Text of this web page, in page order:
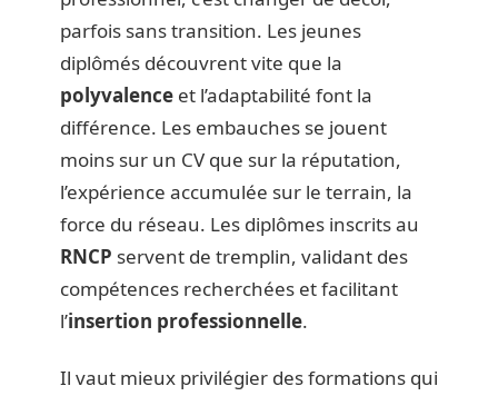
parfois sans transition. Les jeunes
diplômés découvrent vite que la
polyvalence et l’adaptabilité font la
différence. Les embauches se jouent
moins sur un CV que sur la réputation,
l’expérience accumulée sur le terrain, la
force du réseau. Les diplômes inscrits au
RNCP servent de tremplin, validant des
compétences recherchées et facilitant
l’insertion professionnelle.
Il vaut mieux privilégier des formations qui